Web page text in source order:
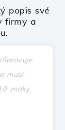
popis své
firmy a